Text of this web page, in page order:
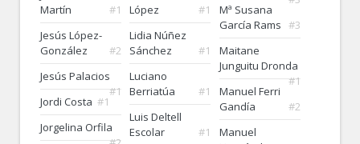
Martín
#1
Jesús López-
González
#2
Jesús Palacios
#1
Jordi Costa #1
Jorgelina Orfila
López
#1
Lidia Núñez
Sánchez
#1
Luciano
Berriatúa
#1
Luis Deltell
Escolar
#1
Mª Susana
García Rams #3
Maitane
Junguitu Dronda
#1
Manuel Ferri
Gandía
#2
Manuel